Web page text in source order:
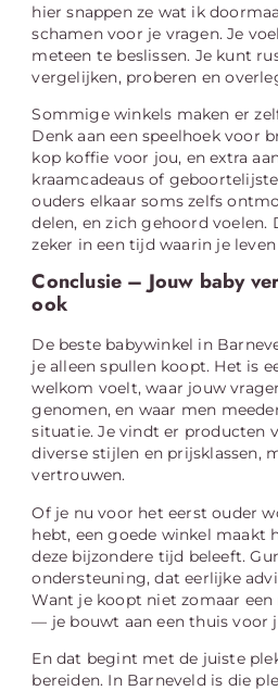
hier snappen ze wat ik
schamen voor je vragen. Je
meteen te beslissen. Je kunt
vergelijken, proberen en
Sommige winkels maken er
Denk aan een speelhoek voor
kop koffie voor jou, en extra
kraamcadeaus of
ouders elkaar soms zelfs
delen, en zich gehoord voelen.
zeker in een tijd waarin je
Conclusie – Jouw baby
ook
De beste babywinkel in
je alleen spullen koopt. Het is
welkom voelt, waar jouw
genomen, en waar men
situatie. Je vindt er producten
diverse stijlen en prijsklassen,
vertrouwen.
Of je nu voor het eerst ouder
hebt, een goede winkel maakt
deze bijzondere tijd beleeft.
ondersteuning, dat eerlijke
Want je koopt niet zomaar
— je bouwt aan een thuis voor
En dat begint met de juiste
bereiden. In Barneveld is die